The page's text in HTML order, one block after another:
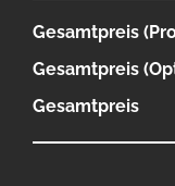
Gesamtpreis
Gesamtpreis
Gesamtpreis